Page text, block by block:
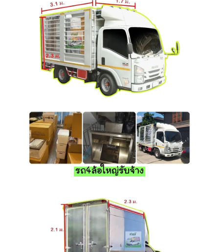
รถ4ล้อใหญ่รับจ้าง